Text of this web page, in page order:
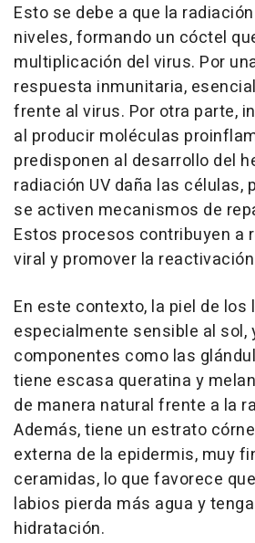
Esto se debe a que la
niveles, formando un cóctel
multiplicación del virus. Por
respuesta inmunitaria,
frente al virus. Por otra parte,
al producir moléculas
predisponen al desarrollo del
radiación UV daña las células,
se activen mecanismos de
Estos procesos contribuyen a
viral y promover la
En este contexto, la piel de los
especialmente sensible al sol,
componentes como las
tiene escasa queratina y
de manera natural frente a la
Además, tiene un estrato
externa de la epidermis, muy
ceramidas, lo que favorece
labios pierda más agua y
hidratación.